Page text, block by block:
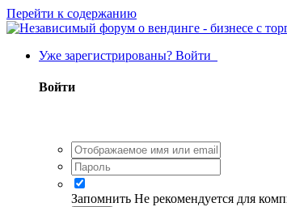
Перейти к содержанию
Уже зарегистрированы? Войти
Войти
Запомнить Не рекомендуется для